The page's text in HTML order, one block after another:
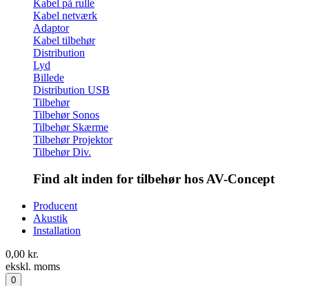
Kabel på rulle
Kabel netværk
Adaptor
Kabel tilbehør
Distribution
Lyd
Billede
Distribution USB
Tilbehør
Tilbehør Sonos
Tilbehør Skærme
Tilbehør Projektor
Tilbehør Div.
Find alt inden for tilbehør hos AV-Concept
Producent
Akustik
Installation
0,00 kr.
ekskl. moms
0